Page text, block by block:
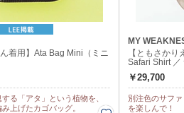
ん着用】Ata Bag Mini（ミニ
る「アタ」という植物を、
上げたカゴバッグ。
MY
【ともさか
Safari Shirt ／
￥29,700
別注色のサフ
を楽しんで！